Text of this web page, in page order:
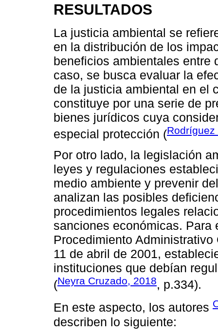
RESULTADOS
La justicia ambiental se
en la distribución de los
beneficios ambientales entre
caso, se busca evaluar la
de la justicia ambiental en el
constituye por una serie de
bienes jurídicos cuya
especial protección (Rodríguez
Por otro lado, la legislación
leyes y regulaciones
medio ambiente y prevenir
analizan las posibles
procedimientos legales
sanciones económicas.
Procedimiento
11 de abril de 2001,
instituciones que debían
(Neyra Cruzado, 2018, p.334).
En este aspecto, los autores
describen lo siguiente: